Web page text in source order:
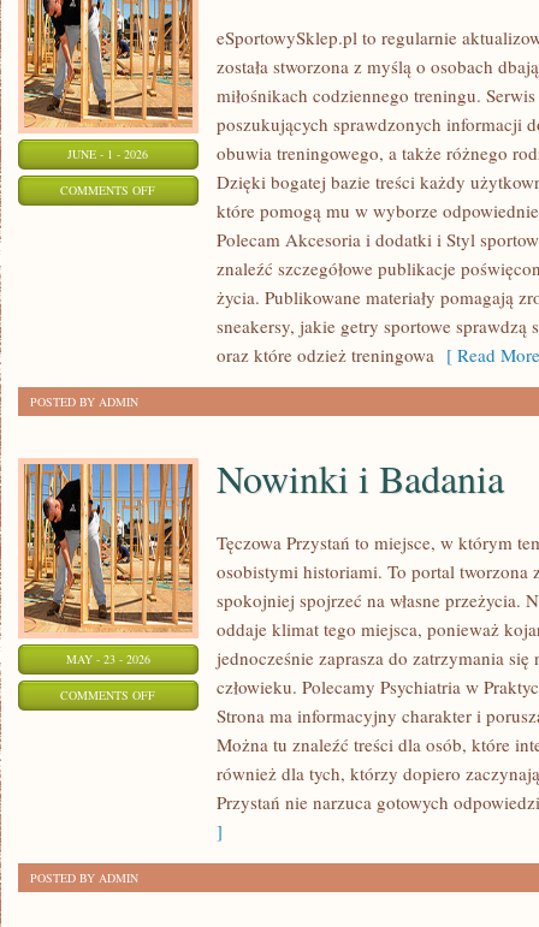
JUNE - 1 - 2026
COMMENTS OFFON
SPORTOWE
eSportowySklep.pl to regularnie
została stworzona z myślą o osobach
miłośnikach codziennego treningu.
poszukujących sprawdzonych informacji
obuwia treningowego, a także różnego
Dzięki bogatej bazie treści każdy
które pomogą mu w wyborze
Polecam Akcesoria i dodatki i Styl
znaleźć szczegółowe publikacje
życia. Publikowane materiały pomagają
sneakersy, jakie getry sportowe sprawdzą
oraz które odzież treningowa [ Read
POSTED BY ADMIN
MAY - 23 - 2026
COMMENTS OFFON
Nowinki i Badania
Tęczowa Przystań to miejsce, w którym
osobistymi historiami. To portal tworzona
spokojniej spojrzeć na własne przeżycia.
oddaje klimat tego miejsca, ponieważ
jednocześnie zaprasza do zatrzymania
człowieku. Polecamy Psychiatria w
Strona ma informacyjny charakter i
Można tu znaleźć treści dla osób, które
również dla tych, którzy dopiero
Przystań nie narzuca gotowych
]
POSTED BY ADMIN